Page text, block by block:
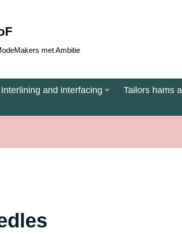
met Ambitie
Interlining and interfacing Tailors hams